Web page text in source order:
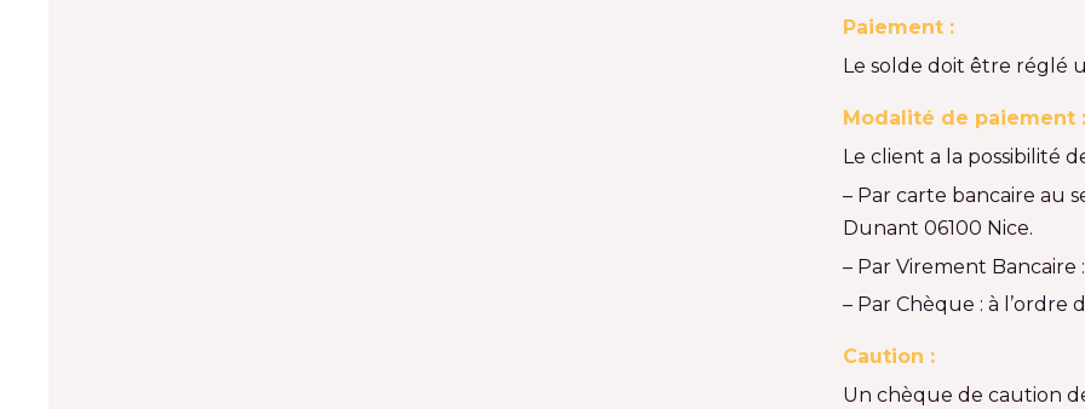
Paiement :
Le solde doit être réglé
Modalité de paiement
Le client a la possibilité
– Par carte bancaire au
Dunant 06100 Nice.
– Par Virement Bancaire
– Par Chèque : à l’ordre
Caution :
Un chèque de caution